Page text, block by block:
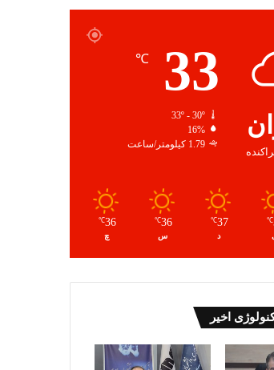
33
℃
33º - 30º
16%
1.79 کیلومتر/ساعت
℃
37
℃
د
36
℃
س
36
℃
چ
اخیر